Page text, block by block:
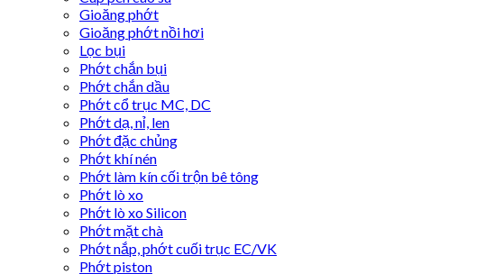
Gioăng phớt
Gioăng phớt nồi hơi
Lọc bụi
Phớt chắn bụi
Phớt chắn dầu
Phớt cổ trục MC, DC
Phớt dạ, nỉ, len
Phớt đặc chủng
Phớt khí nén
Phớt làm kín cối trộn bê tông
Phớt lò xo
Phớt lò xo Silicon
Phớt mặt chà
Phớt nắp, phớt cuối trục EC/VK
Phớt piston